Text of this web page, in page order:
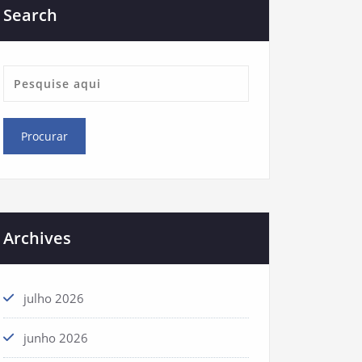
Search
Archives
julho 2026
junho 2026